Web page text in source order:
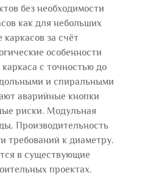
без необходимости
как для небольших
за счёт
особенности
с точностью до
и спиральными
аварийные кнопки
риски. Модульная
Производительность
требований к диаметру.
в существующие
проектах.